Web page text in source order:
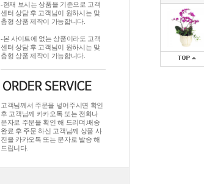
-현재 보시는 상품을 기준으로 고객
센터 상담 후 고객님이 원하시는 맞
춤형 상품 제작이 가능합니다.
-본 사이트에 없는 상품이라도 고객
센터 상담 후 고객님이 원하시는 맞
춤형 상품 제작이 가능합니다.
고객님께서 주문을 넣어주시면 확인
후 고객님께 카카오톡 또는 전화나
문자로 주문을 확인 해 드리며.배송
완료 후 주문 하신 고객님께 상품 사
진을 카카오톡 또는 문자로 발송 해
드립니다.